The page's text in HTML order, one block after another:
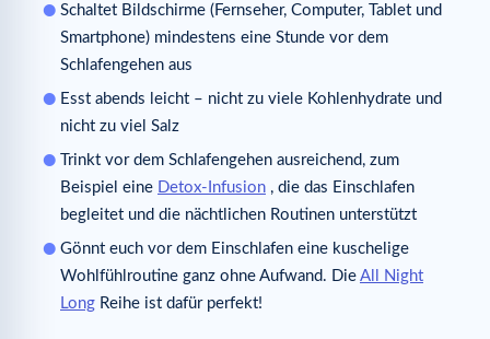
Schaltet Bildschirme (Fernseher, Computer, Tablet und
Smartphone) mindestens eine Stunde vor dem
Schlafengehen aus
Esst abends leicht – nicht zu viele Kohlenhydrate und
nicht zu viel Salz
Trinkt vor dem Schlafengehen ausreichend, zum
Beispiel eine Detox-Infusion , die das Einschlafen
begleitet und die nächtlichen Routinen unterstützt
Gönnt euch vor dem Einschlafen eine kuschelige
Wohlfühlroutine ganz ohne Aufwand. Die All Night
Long Reihe ist dafür perfekt!